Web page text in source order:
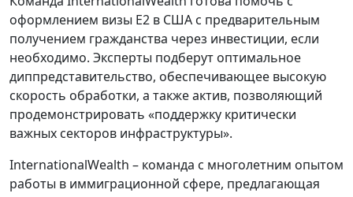
оформлением визы E2 в США с предварительным
получением гражданства через инвестиции, если
необходимо. Эксперты подберут оптимальное
диппредставительство, обеспечивающее высокую
скорость обработки, а также актив, позволяющий
продемонстрировать «поддержку критически
важных секторов инфраструктуры».
InternationalWealth – команда с многолетним опытом
работы в иммиграционной сфере, предлагающая